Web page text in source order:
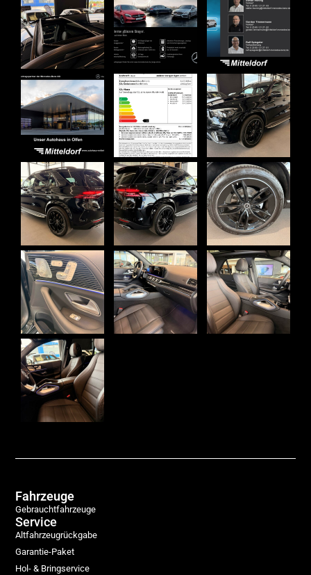
Fahrzeuge
Gebrauchtfahrzeuge
Service
Altfahrzeugrückgabe
Garantie-Paket
Hol- & Bringservice